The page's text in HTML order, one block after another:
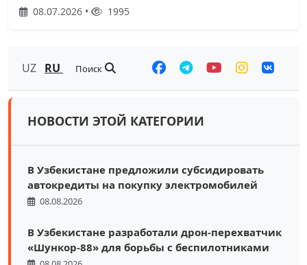
08.07.2026 • 1995
UZ RU Поиск
НОВОСТИ ЭТОЙ КАТЕГОРИИ
В Узбекистане предложили субсидировать
автокредиты на покупку электромобилей
08.08.2026
В Узбекистане разработали дрон-перехватчик
«Шункор-88» для борьбы с беспилотниками